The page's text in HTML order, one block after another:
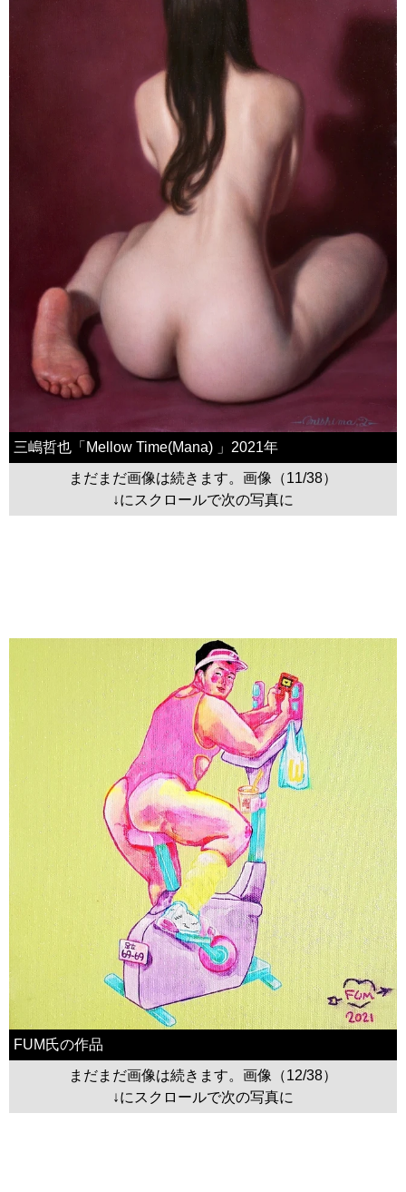
三嶋哲也「Mellow Time(Mana) 」2021年
まだまだ画像は続きます。画像（11/38）
↓にスクロールで次の写真に
FUM氏の作品
まだまだ画像は続きます。画像（12/38）
↓にスクロールで次の写真に